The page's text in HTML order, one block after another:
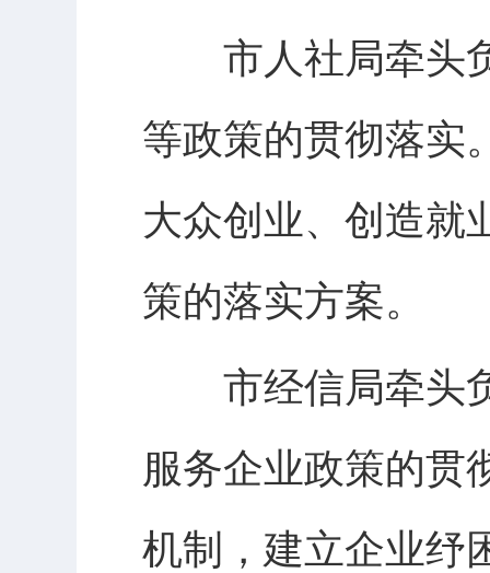
市人社局牵头负
等政策的贯彻落实
大众创业、创造就
策的落实方案。
市经信局牵头负
服务企业政策的贯
机制，建立企业纾